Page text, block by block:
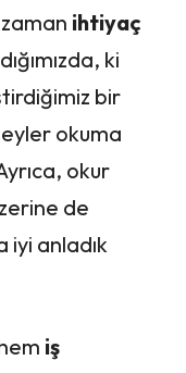
ihtiyaç
ki
bir
okuma
okur
de
anladık
iş